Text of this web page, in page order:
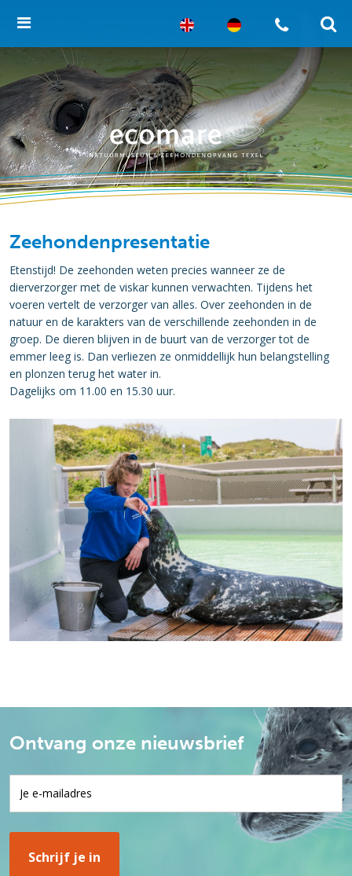
Zeehondenpresentatie
Etenstijd! De zeehonden weten precies wanneer ze de
dierverzorger met de viskar kunnen verwachten. Tijdens het
voeren vertelt de verzorger van alles. Over zeehonden in de
natuur en de karakters van de verschillende zeehonden in de
groep. De dieren blijven in de buurt van de verzorger tot de
emmer leeg is. Dan verliezen ze onmiddellijk hun belangstelling
en plonzen terug het water in.
Dagelijks om 11.00 en 15.30 uur.
Ontvang onze nieuwsbrief